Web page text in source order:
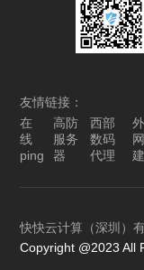
友情链接：
在
线
ping
高防
服务
器
西部
数码
代理
快快云计算（深圳）
Copyright @2023 All